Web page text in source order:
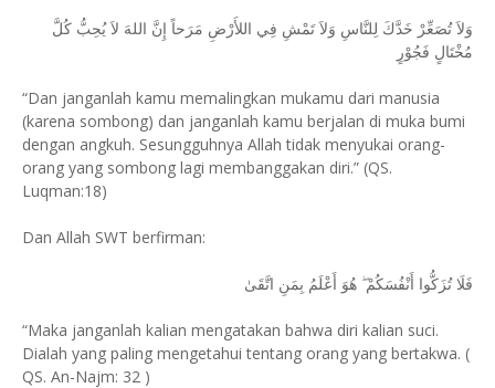
وَلاَ تُصَعِّرْ خَدَّكَ لِلنَّاسِ وَلاَ تَمْشِ فِي اللأَرْضِ مَرَحاً إِنَّ اللهَ لاَ يُحِبُّ كُلَّ
مُخْتَالٍ فَجُوْرٍ
“Dan janganlah kamu memalingkan mukamu dari manusia
(karena sombong) dan janganlah kamu berjalan di muka bumi
dengan angkuh. Sesungguhnya Allah tidak menyukai orang-
orang yang sombong lagi membanggakan diri.” (QS.
Luqman:18)
Dan Allah SWT berfirman:
فَلَا تُزَكُّوا أَنْفُسَكُمْ ۖ هُوَ أَعْلَمُ بِمَنِ اتَّقَىٰ
“Maka janganlah kalian mengatakan bahwa diri kalian suci.
Dialah yang paling mengetahui tentang orang yang bertakwa. (
QS. An-Najm: 32 )